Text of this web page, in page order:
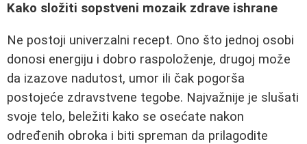
Kako složiti sopstveni mozaik zdrave ishrane
Ne postoji univerzalni recept. Ono što jednoj osobi
donosi energiju i dobro raspoloženje, drugoj može
da izazove nadutost, umor ili čak pogorša
postojeće zdravstvene tegobe. Najvažnije je slušati
svoje telo, beležiti kako se osećate nakon
određenih obroka i biti spreman da prilagodite